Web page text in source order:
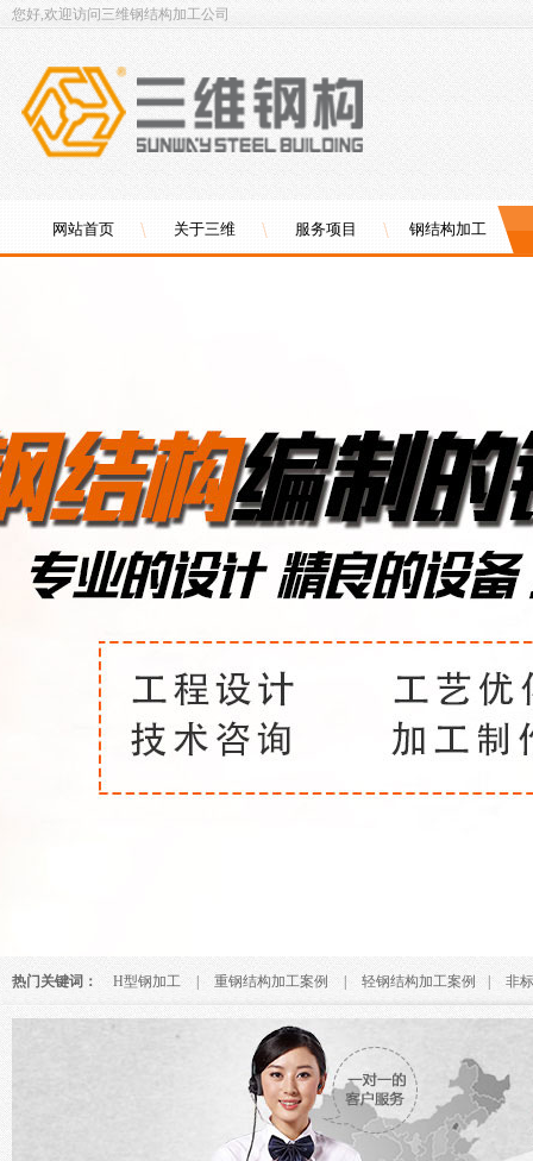
您好,欢迎访问三维钢结构加工公司
网站首页 关于三维 服务项目 钢结构加工
热门关键词： H型钢加工 重钢结构加工案例 轻钢结构加工案例 | 非